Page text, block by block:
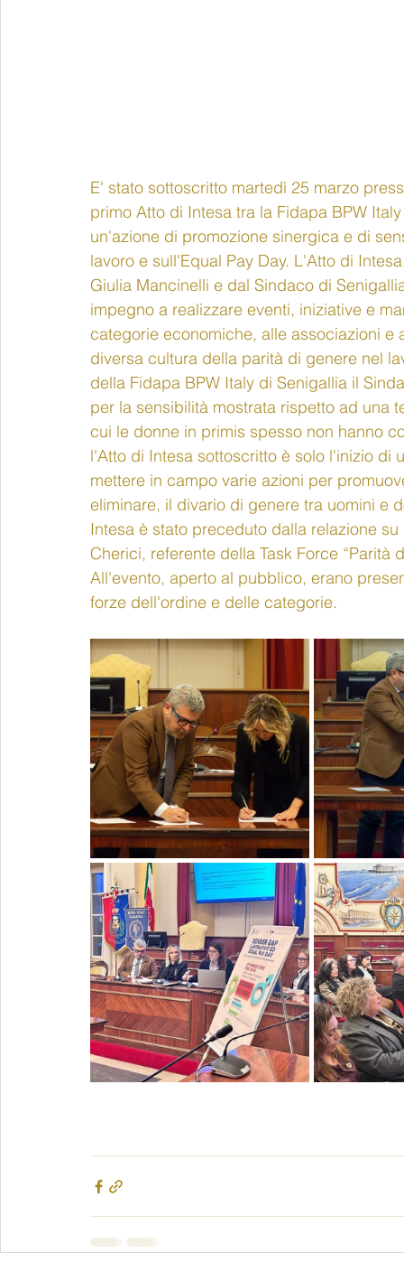
E' stato sottoscritto martedì 25 marzo
primo Atto di Intesa tra la Fidapa BPW
un'azione di promozione sinergica e di
lavoro e sull'Equal Pay Day. L'Atto di
Giulia Mancinelli e dal Sindaco di
impegno a realizzare eventi, iniziative e
categorie economiche, alle associazioni
diversa cultura della parità di genere nel
della Fidapa BPW Italy di Senigallia il
per la sensibilità mostrata rispetto ad
cui le donne in primis spesso non hanno
l'Atto di Intesa sottoscritto è solo l'inizio
mettere in campo varie azioni per
eliminare, il divario di genere tra uomini e
Intesa è stato preceduto dalla relazione
Cherici, referente della Task Force
All'evento, aperto al pubblico, erano
forze dell'ordine e delle categorie.